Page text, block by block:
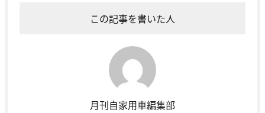
この記事を書いた人
月刊自家用車編集部